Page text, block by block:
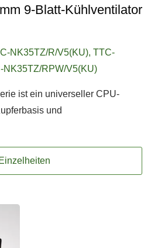
9-Blatt-Kühlventilator
NK35TZ/R/V5(KU), TTC-
NK35TZ/RPW/V5(KU)
ist ein universeller CPU-
und
Einzelheiten